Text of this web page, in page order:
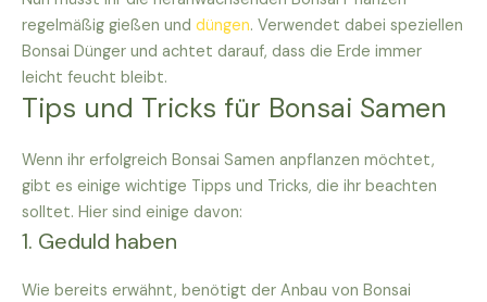
regelmäßig gießen und düngen. Verwendet dabei speziellen
Bonsai Dünger und achtet darauf, dass die Erde immer
leicht feucht bleibt.
Tips und Tricks für Bonsai Samen
Wenn ihr erfolgreich Bonsai Samen anpflanzen möchtet,
gibt es einige wichtige Tipps und Tricks, die ihr beachten
solltet. Hier sind einige davon:
1. Geduld haben
Wie bereits erwähnt, benötigt der Anbau von Bonsai